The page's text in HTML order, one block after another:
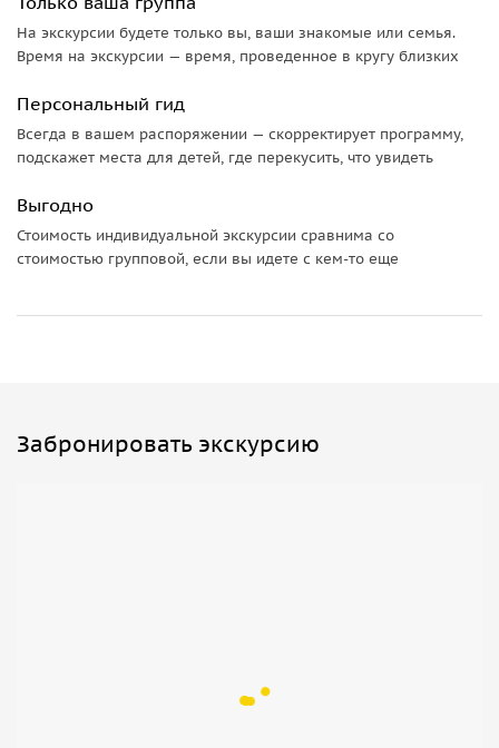
Кабинет Франческо I, залы Козимо Старшего, Лоренцо
Великолепного, Льва десятого, Капелла Элеоноры
Толедской, Зал Лилий, Приоров, Сабин, Эстера и Пенелопы
Медичи. Также заслуживают внимания Зал Стихий, в
котором изображены 4 силы, рождающие жизнь на
Земле: огонь, вода, ветер и земля. И зал Географических
Карт. 53 карты с самым большим глобусом , по которым
На экскурсии будете только вы, ваши знакомые или семья.
Время на экскурсии — время, проведенное в кругу близких
Персональный гид
Всегда в вашем распоряжении — скорректирует программу,
подскажет места для детей, где перекусить, что увидеть
Выгодно
Стоимость индивидуальной экскурсии сравнима со
стоимостью групповой, если вы идете с кем-то еще
Забронировать экскурсию